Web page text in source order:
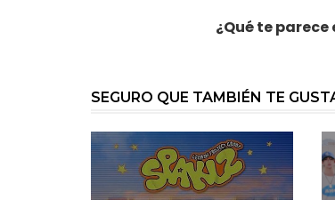
¿Qué te parece
SEGURO QUE TAMBIÉN TE